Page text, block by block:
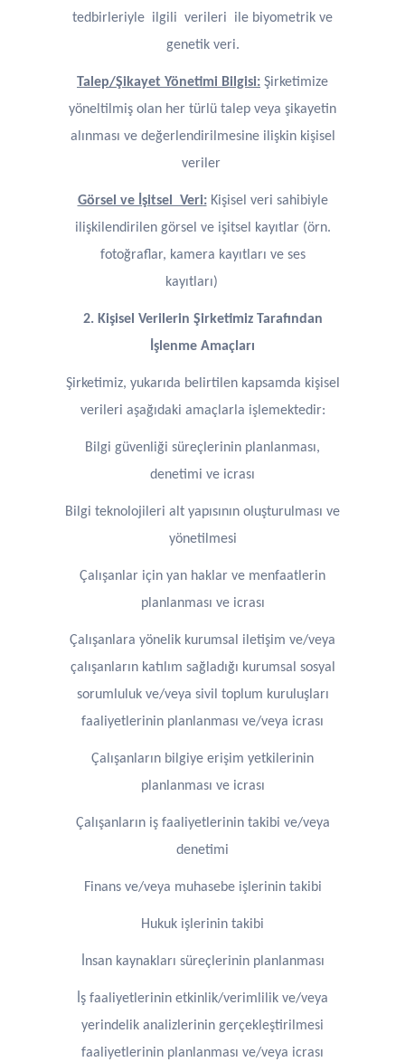
tedbirleriyle ilgili verileri ile biyometrik ve
genetik veri.
Talep/Şikayet Yönetimi Bilgisi: Şirketimize
yöneltilmiş olan her türlü talep veya şikayetin
alınması ve değerlendirilmesine ilişkin kişisel
veriler
Görsel ve İşitsel Veri: Kişisel veri sahibiyle
ilişkilendirilen görsel ve işitsel kayıtlar (örn.
fotoğraflar, kamera kayıtları ve ses
kayıtları)
2. Kişisel Verilerin Şirketimiz Tarafından
İşlenme Amaçları
Şirketimiz, yukarıda belirtilen kapsamda kişisel
verileri aşağıdaki amaçlarla işlemektedir:
Bilgi güvenliği süreçlerinin planlanması,
denetimi ve icrası
Bilgi teknolojileri alt yapısının oluşturulması ve
yönetilmesi
Çalışanlar için yan haklar ve menfaatlerin
planlanması ve icrası
Çalışanlara yönelik kurumsal iletişim ve/veya
çalışanların katılım sağladığı kurumsal sosyal
sorumluluk ve/veya sivil toplum kuruluşları
faaliyetlerinin planlanması ve/veya icrası
Çalışanların bilgiye erişim yetkilerinin
planlanması ve icrası
Çalışanların iş faaliyetlerinin takibi ve/veya
denetimi
Finans ve/veya muhasebe işlerinin takibi
Hukuk işlerinin takibi
İnsan kaynakları süreçlerinin planlanması
İş faaliyetlerinin etkinlik/verimlilik ve/veya
yerindelik analizlerinin gerçekleştirilmesi
faaliyetlerinin planlanması ve/veya icrası